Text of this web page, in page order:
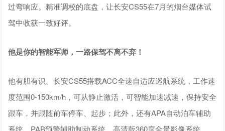
过弯响应。精准调校的底盘，让长安CS55在7月的烟台媒体试
驾中收获一致好评。
他是你的智能军师，一路保驾不离不弃！
他有胆有识。长安CS55搭载ACC全速自适应巡航系统，工作速
度范围0-150km/h，可从静止激活，可智能加速减速，保持安全
跟车，并跟随前车停车、起步；此外，还有APA自动泊车辅助
系统、PAB预警辅助制动系统、高清版360度全景影像系统、